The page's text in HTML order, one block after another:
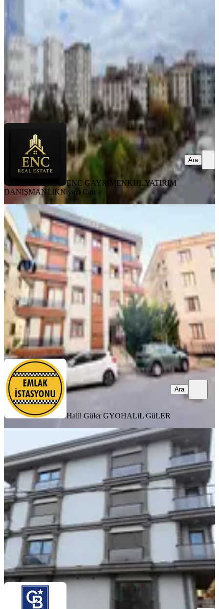
Ümraniye, Tantavi Mahallesi
6.800.000 ₺
ENC GAYRİMENKUL YATIRIM DANIŞMANLIK Niyazi Can
Ara
ENC GAYRİMENKUL YATIRIM
DANIŞMANLIKNiyazi Can
Ara
YENİ
Ümraniye Çakmak Armağanevler
Satılık 3+1 Arakat Daire Halilgüler
Ümraniye, Armağanevler Mahallesi
3+1
· 105 m²· 1. Kat·07.08.2026
8.887.000 ₺
Halil Güler GYOHALiL GüLER
Ara
Halil Güler GYOHALiL GüLER
Ara
Finans Merkezi -kısa Katlı- 5 Yaşında-
Yüksek Kira Getirili 1+1
Ümraniye, Armağanevler Mahallesi
1+1·60 m²·1. Kat·07.08.2026
Coldwell Banker Fenomen Ozan Gürler
Ara